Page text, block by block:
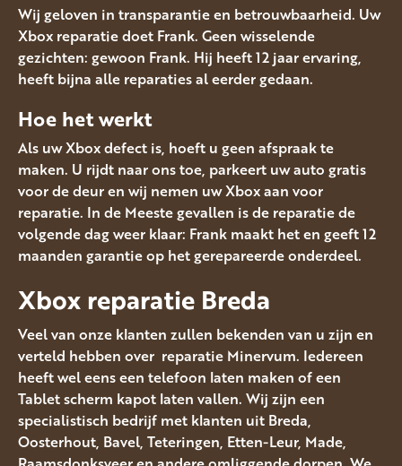
Wij geloven in transparantie en betrouwbaarheid. Uw
Xbox reparatie doet Frank. Geen wisselende
gezichten: gewoon Frank. Hij heeft 12 jaar ervaring,
heeft bijna alle reparaties al eerder gedaan.
Hoe het werkt
Als uw Xbox defect is, hoeft u geen afspraak te
maken. U rijdt naar ons toe, parkeert uw auto gratis
voor de deur en wij nemen uw Xbox aan voor
reparatie. In de Meeste gevallen is de reparatie de
volgende dag weer klaar: Frank maakt het en geeft 12
maanden garantie op het gerepareerde onderdeel.
Xbox reparatie Breda
Veel van onze klanten zullen bekenden van u zijn en
verteld hebben over reparatie Minervum. Iedereen
heeft wel eens een telefoon laten maken of een
Tablet scherm kapot laten vallen. Wij zijn een
specialistisch bedrijf met klanten uit Breda,
Oosterhout, Bavel, Teteringen, Etten-Leur, Made,